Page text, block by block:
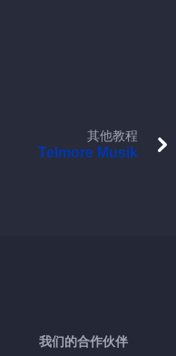
其他教程
Telmore Musik
我们的合作伙伴